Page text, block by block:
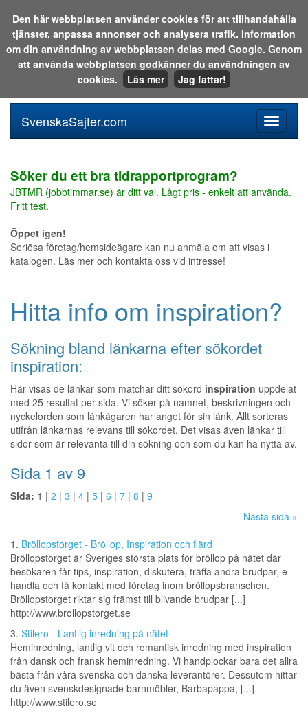
Sök i katalogen eller på webben:
meny
SvenskaSajter.com
Söker du ett bra tidrapportprogram?
JBTMR (jobbtimmar.se) är ditt val. Lågt pris - enkelt att använda.
Fritt test.
Öppet igen!
Seriösa företag/hemsideägare kan nu anmäla om att visas i
katalogen. Läs mer och kontakta oss vid intresse!
Hitta info om inspiration?
Sökning bland länkarna efter sökordet
inspiration:
Här visas de länkar som matchar ditt sökord inspiration uppdelat
med 25 resultat per sida. Vi söker på namnet, beskrivningen och
nyckelorden som länkägaren har anget för sin länk. Allt sorteras
utifrån länkarnas relevans till sökordet. Det visas även länkar till
sidor som är relevanta till din sökning och som du kan ha nytta av.
Sida 1 av 9
Sida: 1 | 2 | 3 | 4 | 5 | 6 | 7 | 8 | 9
Nästa sida »
1. Bröllopstorget - Bröllop, Inspiration och flärd
Bröllopstorget är Sveriges största plats för bröllop på nätet där
besökaren får tips, inspiration, diskutera, träffa andra brudpar, e-
handla och få kontakt med företag inom bröllopsbranschen.
Bröllopstorget riktar sig främst till blivande brudpar [...]
http://www.brollopstorget.se
3. Stilero - Lantlig inredning på nätet
Heminredning, lantlig vit och romantisk inredning med inspiration
från dansk och fransk heminredning. Vi handplockar bara det allra
bästa från våra svenska och danska leverantörer. Dessutom hittar
du även svenskdesignade barnmöbler, Barbapappa, [...]
http://www.stilero.se
Den här webbplatsen använder cookies för att tillhandahålla
tjänster, anpassa annonser och analysera trafik. Information
om din användning av webbplatsen delas med Google. Genom
att använda webbplatsen godkänner du användningen av
cookies.
Läs mer Jag fattar!